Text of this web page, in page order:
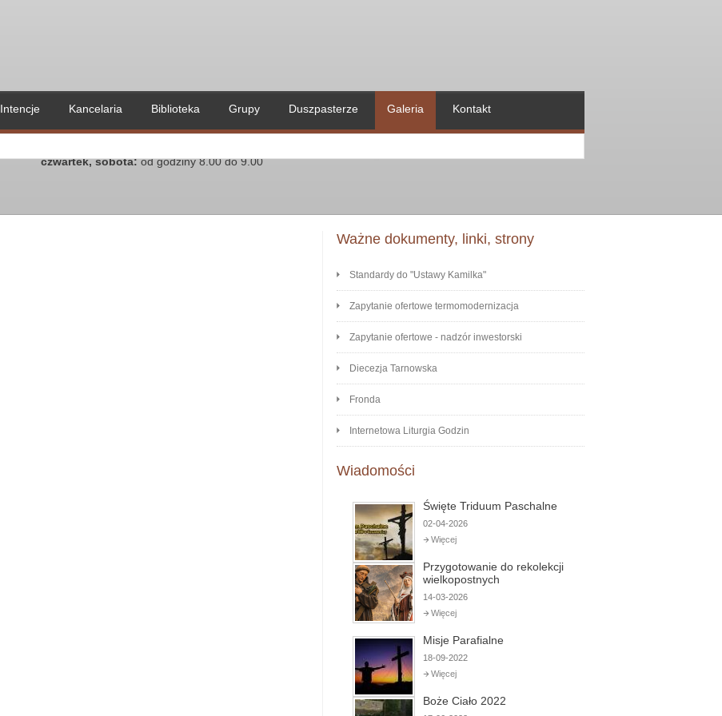
poniedziałek, wtorek, środa, piątek:
czwartek, sobota:od godziny 8.00 do 9.00
Intencje Kancelaria Biblioteka Grupy Duszpasterze Galeria Kontakt
Ważne dokumenty, linki, strony
Standardy do "Ustawy Kamilka"
Zapytanie ofertowe termomodernizacja
Zapytanie ofertowe - nadzór inwestorski
Diecezja Tarnowska
Fronda
Internetowa Liturgia Godzin
Wiadomości
Święte Triduum Paschalne
02-04-2026
Więcej
Przygotowanie do rekolekcji
wielkopostnych
14-03-2026
Więcej
Misje Parafialne
18-09-2022
Więcej
Boże Ciało 2022